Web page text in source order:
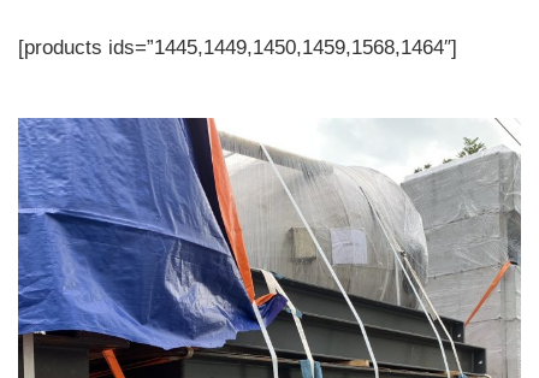
[products ids=”1445,1449,1450,1459,1568,1464″]